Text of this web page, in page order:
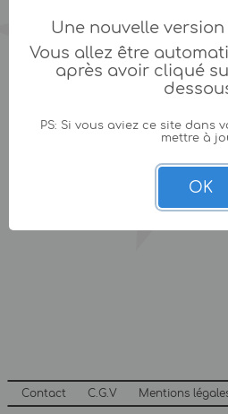
Contact C.G.V Mentions
Une nouvelle
Vous allez être
après avoir cliqué
PS: Si vous aviez ce site dans
mettre à
OK